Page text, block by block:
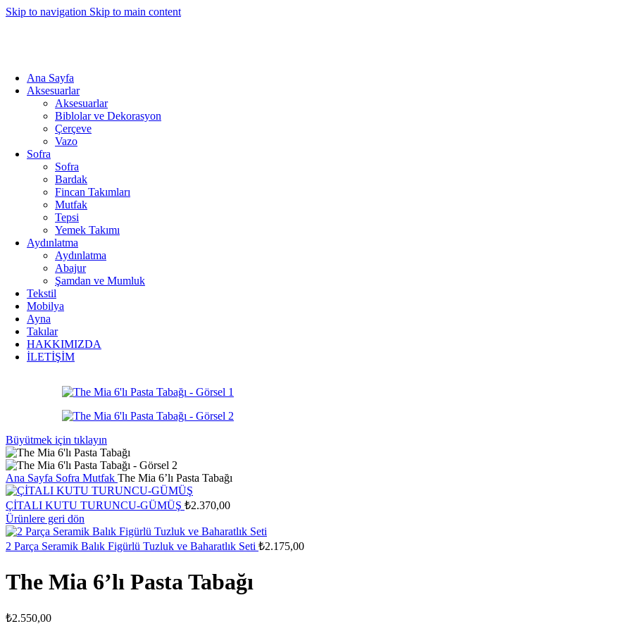
Skip to navigation Skip to main content
Ana Sayfa
Aksesuarlar
Aksesuarlar
Biblolar ve Dekorasyon
Çerçeve
Vazo
Sofra
Sofra
Bardak
Fincan Takımları
Mutfak
Tepsi
Yemek Takımı
Aydınlatma
Aydınlatma
Abajur
Şamdan ve Mumluk
Tekstil
Mobilya
Ayna
Takılar
HAKKIMIZDA
İLETİŞİM
Büyütmek için tıklayın
Ana Sayfa Sofra Mutfak The Mia 6’lı Pasta Tabağı
ÇİTALI KUTU TURUNCU-GÜMÜŞ ₺2.370,00
Ürünlere geri dön
2 Parça Seramik Balık Figürlü Tuzluk ve Baharatlık Seti ₺2.175,00
The Mia 6’lı Pasta Tabağı
₺2.550,00